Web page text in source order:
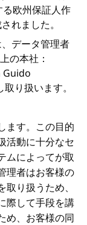
欧州保証人作
れました。
データ管理者
の本社：
Guido
り扱います。
ます。この目的
活動に十分なセ
ムによってが取
理者はお客様の
り扱うため、
際して手段を講
め、お客様の同